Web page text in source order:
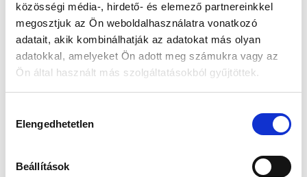
közösségi média-, hirdető- és elemező partnereinkkel
megosztjuk az Ön weboldalhasználatra vonatkozó
adatait, akik kombinálhatják az adatokat más olyan
adatokkal, amelyeket Ön adott meg számukra vagy az
Ön által használt más szolgáltatásokból gyűjtöttek.
kiválasztása
Elengedhetetlen
Beállítások
48 990 Ft 39 990 Ft
Az elmúlt 30 nap legjobb ára: 39 990 Ft